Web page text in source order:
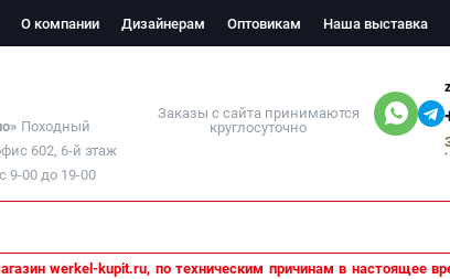
О компании Дизайнерам Оптовикам Наша выставка
Походный
602, 6-й этаж
9-00 до 19-00
Заказы с сайта принимаются
круглосуточно
werkel-kupit.ru, по техническим причинам в настоящее